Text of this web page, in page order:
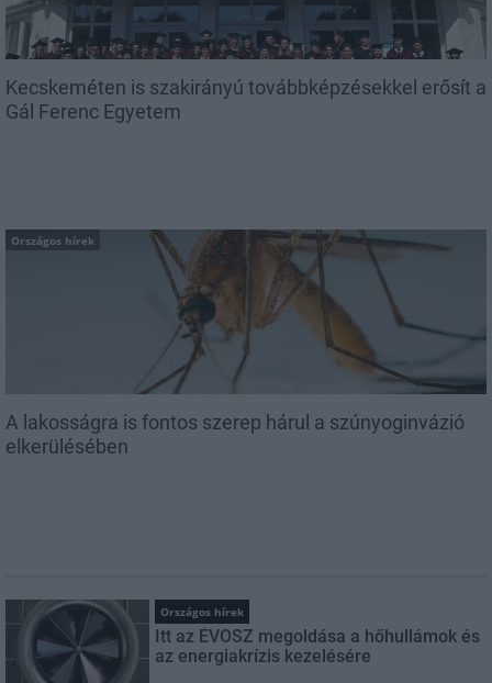
Kecskeméten is szakirányú továbbképzésekkel erősít a
Gál Ferenc Egyetem
Országos hírek
A lakosságra is fontos szerep hárul a szúnyoginvázió
elkerülésében
Országos hírek
Itt az ÉVOSZ megoldása a hőhullámok és
az energiakrízis kezelésére